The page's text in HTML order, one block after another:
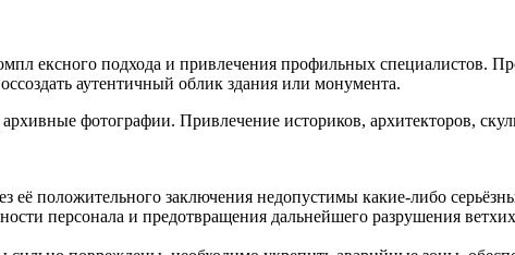
ексного подхода и привлечения профильных специалистов.
аутентичный облик здания или монумента.
фотографии. Привлечение историков, архитекторов,
её положительного заключения недопустимы какие-либо
персонала и предотвращения дальнейшего разрушения